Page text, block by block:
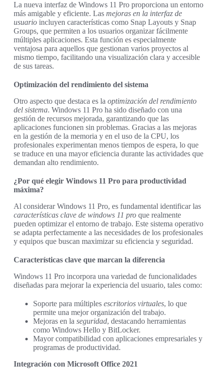
La nueva interfaz de Windows 11 Pro proporciona un entorno
más amigable y eficiente. Las mejoras en la interfaz de
usuario incluyen características como Snap Layouts y Snap
Groups, que permiten a los usuarios organizar fácilmente
múltiples aplicaciones. Esta función es especialmente
ventajosa para aquellos que gestionan varios proyectos al
mismo tiempo, facilitando una visualización clara y accesible
de sus tareas.
Optimización del rendimiento del sistema
Otro aspecto que destaca es la optimización del rendimiento
del sistema. Windows 11 Pro ha sido diseñado con una
gestión de recursos mejorada, garantizando que las
aplicaciones funcionen sin problemas. Gracias a las mejoras
en la gestión de la memoria y en el uso de la CPU, los
profesionales experimentan menos tiempos de espera, lo que
se traduce en una mayor eficiencia durante las actividades que
demandan alto rendimiento.
¿Por qué elegir Windows 11 Pro para productividad
máxima?
Al considerar Windows 11 Pro, es fundamental identificar las
características clave de windows 11 pro que realmente
pueden optimizar el entorno de trabajo. Este sistema operativo
se adapta perfectamente a las necesidades de los profesionales
y equipos que buscan maximizar su eficiencia y seguridad.
Características clave que marcan la diferencia
Windows 11 Pro incorpora una variedad de funcionalidades
diseñadas para mejorar la experiencia del usuario, tales como:
Soporte para múltiples escritorios virtuales, lo que
permite una mejor organización del trabajo.
Mejoras en la seguridad, destacando herramientas
como Windows Hello y BitLocker.
Mayor compatibilidad con aplicaciones empresariales y
programas de productividad.
Integración con Microsoft Office 2021